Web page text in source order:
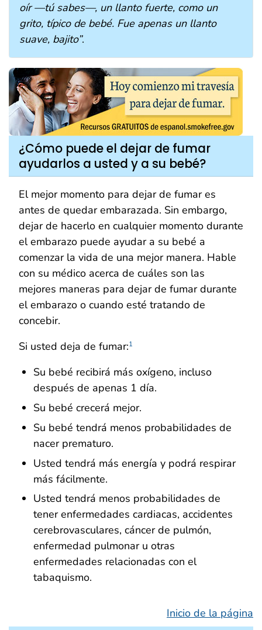
oír —tú sabes—, un llanto fuerte, como un
grito, típico de bebé. Fue apenas un llanto
suave, bajito”.
¿Cómo puede el dejar de fumar
ayudarlos a usted y a su bebé?
El mejor momento para dejar de fumar es
antes de quedar embarazada. Sin embargo,
dejar de hacerlo en cualquier momento durante
el embarazo puede ayudar a su bebé a
comenzar la vida de una mejor manera. Hable
con su médico acerca de cuáles son las
mejores maneras para dejar de fumar durante
el embarazo o cuando esté tratando de
concebir.
Si usted deja de fumar:1
Su bebé recibirá más oxígeno, incluso
después de apenas 1 día.
Su bebé crecerá mejor.
Su bebé tendrá menos probabilidades de
nacer prematuro.
Usted tendrá más energía y podrá respirar
más fácilmente.
Usted tendrá menos probabilidades de
tener enfermedades cardiacas, accidentes
cerebrovasculares, cáncer de pulmón,
enfermedad pulmonar u otras
enfermedades relacionadas con el
tabaquismo.
Inicio de la página